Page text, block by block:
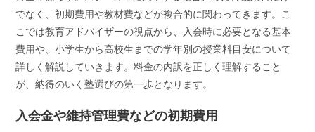
でなく、初期費用や教材費などが複合的に関わってきます。こ
こでは教育アドバイザーの視点から、入会時に必要となる基本
費用や、小学生から高校生までの学年別の授業料目安について
詳しく解説していきます。料金の内訳を正しく理解すること
が、納得のいく塾選びの第一歩となります。
入会金や維持管理費などの初期費用